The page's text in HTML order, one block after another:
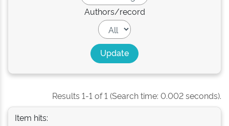
Authors/record
Results 1-1 of 1 (Search time: 0.002 seconds).
Item hits: